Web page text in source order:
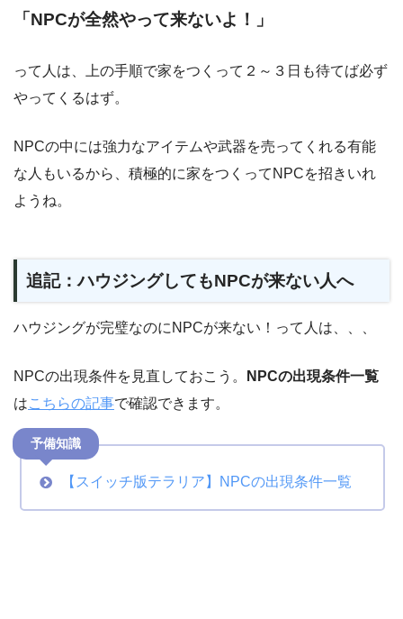
「NPCが全然やって来ないよ！」
って人は、上の手順で家をつくって２～３日も待てば必ず
やってくるはず。
NPCの中には強力なアイテムや武器を売ってくれる有能
な人もいるから、積極的に家をつくってNPCを招きいれ
ようね。
追記：ハウジングしてもNPCが来ない人へ
ハウジングが完璧なのにNPCが来ない！って人は、、、
NPCの出現条件を見直しておこう。
NPCの出現条件一覧
はこちらの記事で確認できます。
予備知識
【スイッチ版テラリア】NPCの出現条件一覧